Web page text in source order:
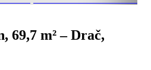
69,7 m² – Drač,